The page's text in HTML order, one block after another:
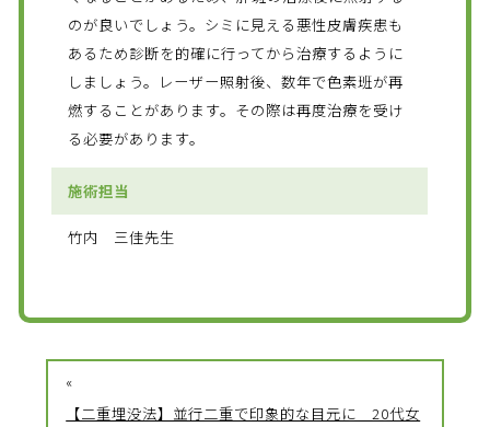
のが良いでしょう。シミに見える悪性皮膚疾患も
あるため診断を的確に行ってから治療するように
しましょう。レーザー照射後、数年で色素班が再
燃することがあります。その際は再度治療を受け
る必要があります。
施術担当
竹内 三佳先生
«
【二重埋没法】並行二重で印象的な目元に 20代女